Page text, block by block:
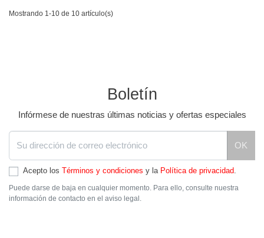
Mostrando 1-10 de 10 artículo(s)
Boletín
Infórmese de nuestras últimas noticias y ofertas especiales
OK
Acepto los Términos y condiciones y la Política de privacidad
Puede darse de baja en cualquier momento. Para ello, consulte nuestra
información de contacto en el aviso legal.